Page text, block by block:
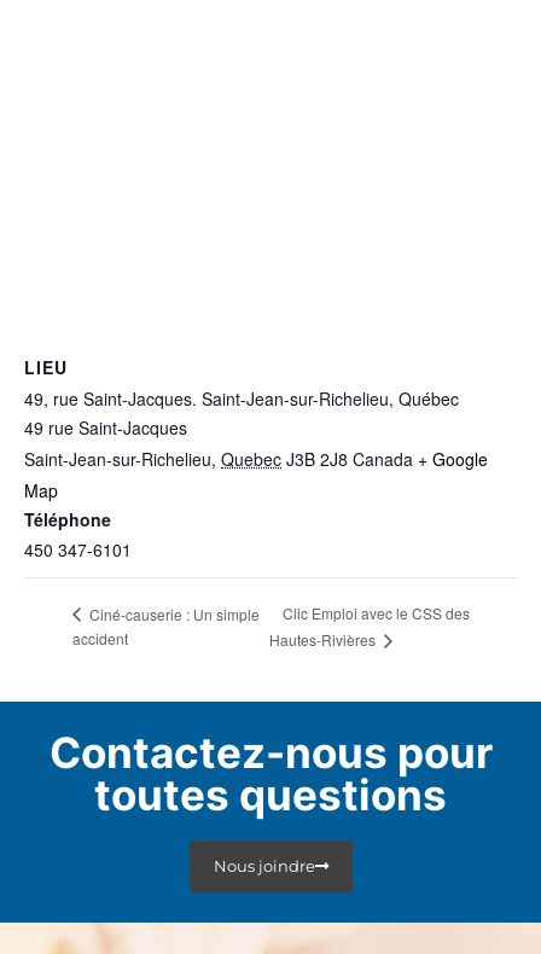
LIEU
49, rue Saint-Jacques. Saint-Jean-sur-Richelieu, Québec
49 rue Saint-Jacques
Saint-Jean-sur-Richelieu, Quebec J3B 2J8 Canada + Google
Map
Téléphone
450 347-6101
Ciné-causerie : Un simple
accident
Clic Emploi avec le CSS des
Hautes-Rivières
Contactez-nous pour
toutes questions
Nous joindre